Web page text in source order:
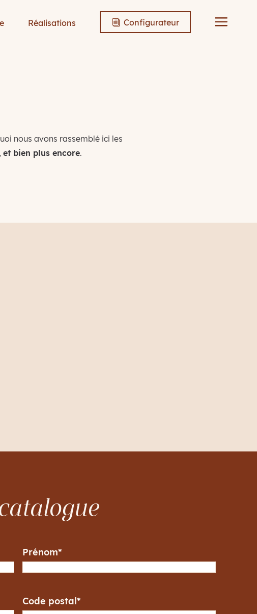
Réalisations i Configurateur a
nous avons rassemblé ici les
, et bien plus encore.
Prénom*
Code postal*